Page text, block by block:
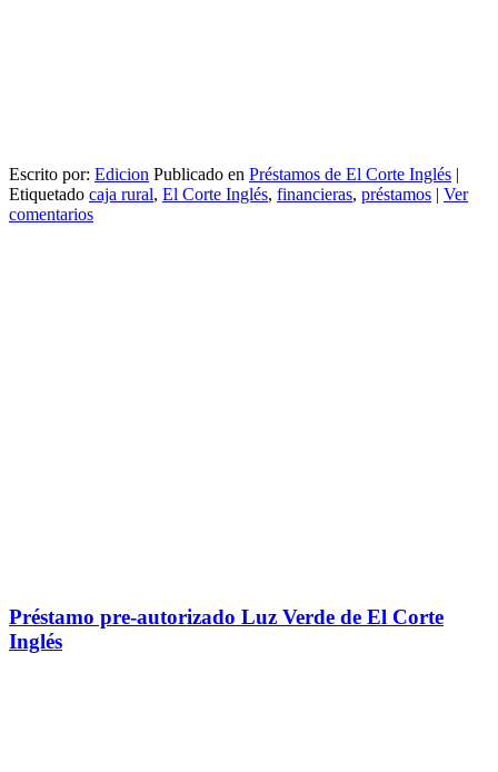
Escrito por: Edicion Publicado en Préstamos de El Corte Inglés
Etiquetado caja rural, El Corte Inglés, financieras, préstamos
Ver
comentarios
Préstamo pre-autorizado Luz Verde de El Corte
Inglés